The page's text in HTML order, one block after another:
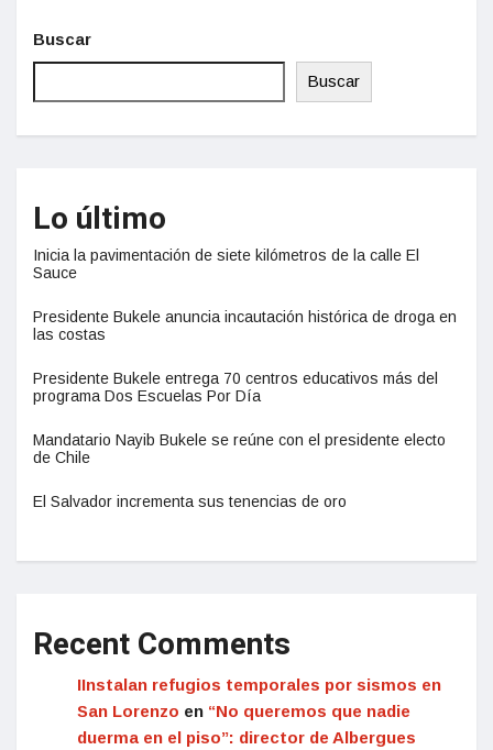
Buscar
Buscar
Lo último
Inicia la pavimentación de siete kilómetros de la calle El
Sauce
Presidente Bukele anuncia incautación histórica de droga en
las costas
Presidente Bukele entrega 70 centros educativos más del
programa Dos Escuelas Por Día
Mandatario Nayib Bukele se reúne con el presidente electo
de Chile
El Salvador incrementa sus tenencias de oro
Recent Comments
IInstalan refugios temporales por sismos en
San Lorenzo en “No queremos que nadie
duerma en el piso”: director de Albergues